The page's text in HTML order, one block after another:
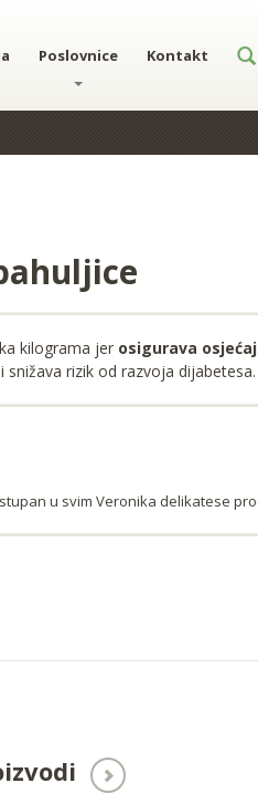
Poslovnice Kontakt
kilograma jer osigurava
snižava rizik od razvoja dijabetesa.
u svim Veronika delikatese